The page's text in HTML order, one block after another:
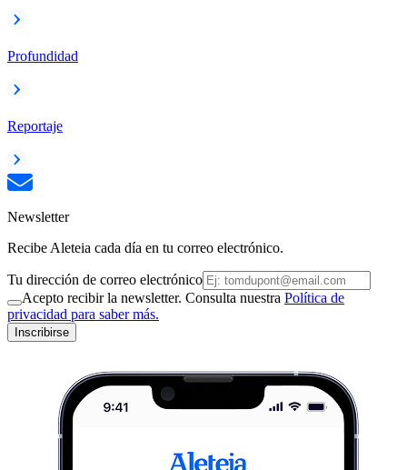
Profundidad
Reportaje
Newsletter
Recibe Aleteia cada día en tu correo electrónico.
Tu dirección de correo electrónico
Acepto recibir la newsletter. Consulta nuestra Política de
privacidad para saber más.
Inscribirse